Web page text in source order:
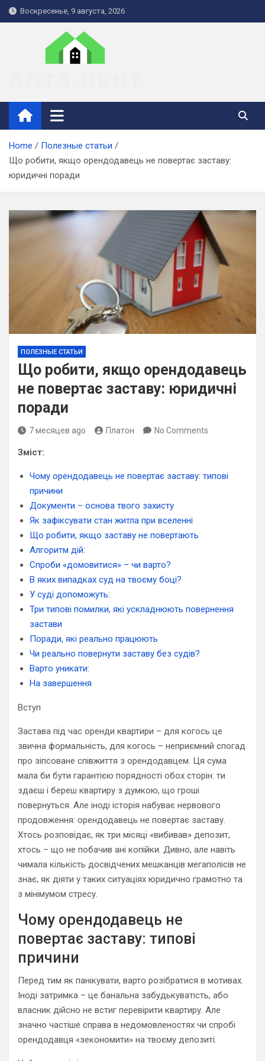
Skip
to
Воскресенье, 9 августа, 2026
anta-rent.kiev.ua
Home
Полезные статьи
Що робити, якщо орендодавець не повертає заставу:
юридичні поради
ПОЛЕЗНЫЕ СТАТЬИ
Що робити, якщо орендодавець
не повертає заставу: юридичні
поради
7 месяцев ago Платон No Comments
Зміст:
Чому орендодавець не повертає заставу: типові
причини
Документи – основа твого захисту
Як зафіксувати стан житла при вселенні
Що робити, якщо заставу не повертають
Алгоритм дій:
Спроби «домовитися» – чи варто?
В яких випадках суд на твоєму боці?
У суді допоможуть:
Три типові помилки, які ускладнюють повернення
застави
Поради, які реально працюють
Чи реально повернути заставу без судів?
Варто уникати:
На завершення
Вступ
Застава під час оренди квартири – для когось це
звична формальність, для когось – неприємний спогад
про зіпсоване співжиття з орендодавцем. Ця сума
мала би бути гарантією порядності обох сторін: ти
здаєш і береш квартиру з думкою, що гроші
повернуться. Але іноді історія набуває нервового
продовження: орендодавець не повертає заставу.
Хтось розповідає, як три місяці «вибивав» депозит,
хтось – що не побачив ані копійки. Дивно, але навіть
чимала кількість досвідчених мешканців мегаполісів не
знає, як діяти у таких ситуаціях юридично грамотно та
з мінімумом стресу.
Чому орендодавець не
повертає заставу: типові
причини
Перед тим як панікувати, варто розібратися в мотивах.
Іноді затримка – це банальна забудькуватість, або
власник дійсно не встиг перевірити квартиру. Але
значно частіше справа в недомовленостях чи спробі
орендодавця «зекономити» на твоєму депозиті.